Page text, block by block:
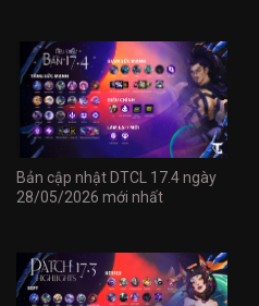
Bản cập nhật DTCL 17.4 ngày
28/05/2026 mới nhất